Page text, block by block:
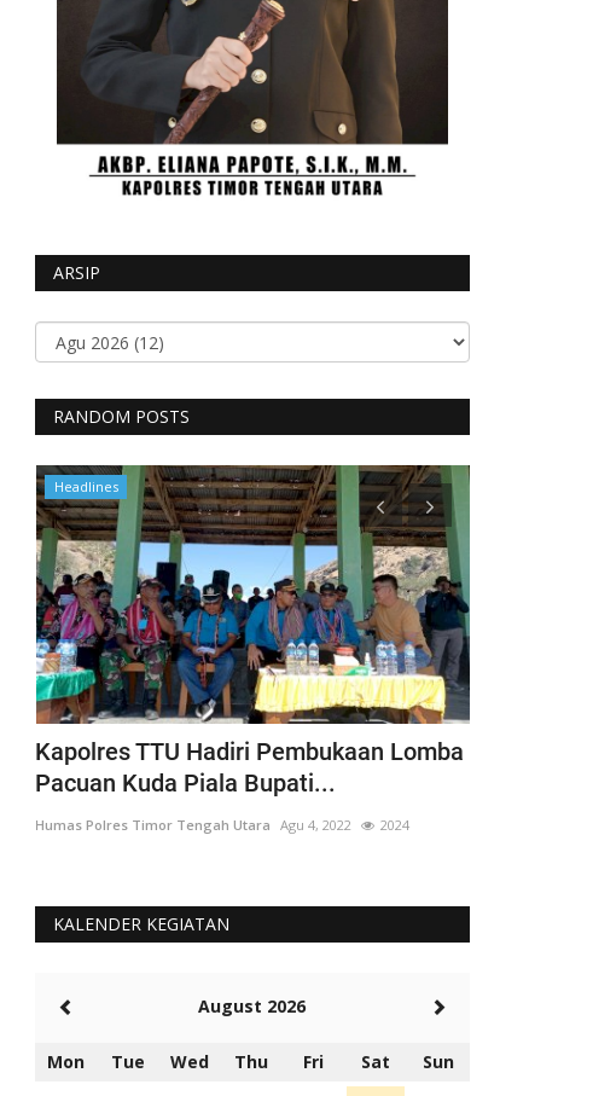
ARSIP
RANDOM POSTS
Headlines
Kapolres TTU Hadiri Pembukaan Lomba
Pacuan Kuda Piala Bupati...
Humas Polres Timor Tengah Utara Agu 4, 2022 2024
KALENDER KEGIATAN
August 2026
Mon Tue Wed Thu Fri Sat Sun